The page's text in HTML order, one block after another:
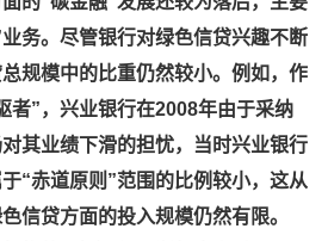
务。尽管银行对绿色信贷兴趣不断
规模中的比重仍然较小。例如，作
者”，兴业银行在2008年由于采纳
其业绩下滑的担忧，当时兴业银行
“赤道原则”范围的比例较小，这从
信贷方面的投入规模仍然有限。